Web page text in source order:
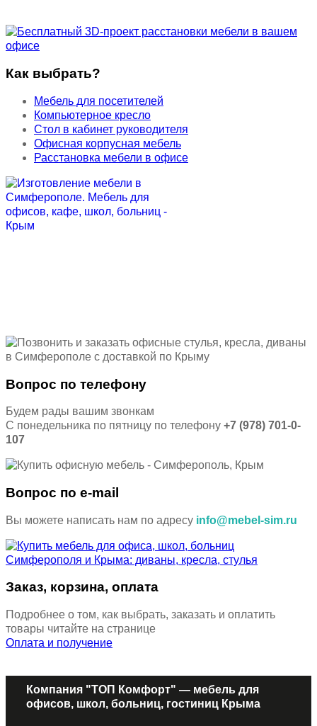
Как выбрать?
Мебель для посетителей
Компьютерное кресло
Стол в кабинет руководителя
Офисная корпусная мебель
Расстановка мебели в офисе
Вопрос по телефону
Будем рады вашим звонкам
С понедельника по пятницу по телефону +7 (978) 701-0-
107
Вопрос по e-mail
Вы можете написать нам по адресу info@mebel-sim.ru
Заказ, корзина, оплата
Подробнее о том, как выбрать, заказать и оплатить
товары читайте на странице
Оплата и получение
Компания "ТОП Комфорт" — мебель для
офисов, школ, больниц, гостиниц Крыма